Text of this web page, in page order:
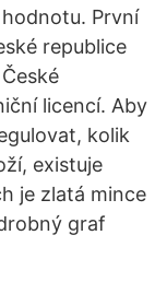
První
republice
licencí. Aby
kolik
existuje
je zlatá mince
graf